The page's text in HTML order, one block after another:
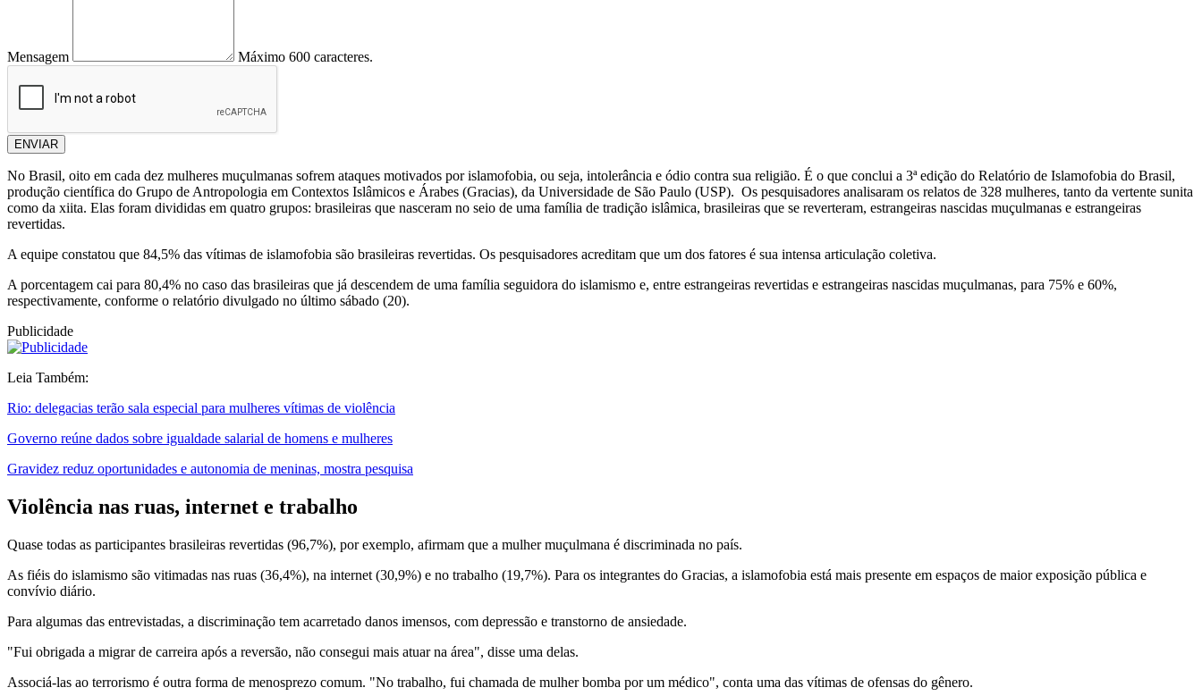
Mensagem Máximo 600 caracteres.
ENVIAR
No Brasil, oito em cada dez mulheres muçulmanas sofrem ataques motivados por islamofobia, ou seja, intolerância e ódio contra sua religião. É o que conclui a 3ª edição do Relatório de Islamofobia do Brasil,
produção científica do Grupo de Antropologia em Contextos Islâmicos e Árabes (Gracias), da Universidade de São Paulo (USP). Os pesquisadores analisaram os relatos de 328 mulheres, tanto da vertente sunita
como da xiita. Elas foram divididas em quatro grupos: brasileiras que nasceram no seio de uma família de tradição islâmica, brasileiras que se reverteram, estrangeiras nascidas muçulmanas e estrangeiras
revertidas.
A equipe constatou que 84,5% das vítimas de islamofobia são brasileiras revertidas. Os pesquisadores acreditam que um dos fatores é sua intensa articulação coletiva.
A porcentagem cai para 80,4% no caso das brasileiras que já descendem de uma família seguidora do islamismo e, entre estrangeiras revertidas e estrangeiras nascidas muçulmanas, para 75% e 60%,
respectivamente, conforme o relatório divulgado no último sábado (20).
Publicidade
Leia Também:
Rio: delegacias terão sala especial para mulheres vítimas de violência
Governo reúne dados sobre igualdade salarial de homens e mulheres
Gravidez reduz oportunidades e autonomia de meninas, mostra pesquisa
Violência nas ruas, internet e trabalho
Quase todas as participantes brasileiras revertidas (96,7%), por exemplo, afirmam que a mulher muçulmana é discriminada no país.
As fiéis do islamismo são vitimadas nas ruas (36,4%), na internet (30,9%) e no trabalho (19,7%). Para os integrantes do Gracias, a islamofobia está mais presente em espaços de maior exposição pública e
convívio diário.
Para algumas das entrevistadas, a discriminação tem acarretado danos imensos, com depressão e transtorno de ansiedade.
"Fui obrigada a migrar de carreira após a reversão, não consegui mais atuar na área", disse uma delas.
Associá-las ao terrorismo é outra forma de menosprezo comum. "No trabalho, fui chamada de mulher bomba por um médico", conta uma das vítimas de ofensas do gênero.